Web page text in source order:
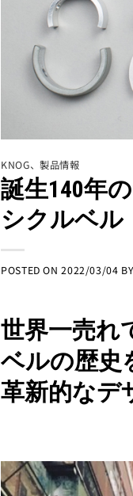
KNOG、製品情報
誕生140年
シクルベル
POSTED ON2022/03/04 BY
世界一売れ
ベルの歴史
革新的なデ